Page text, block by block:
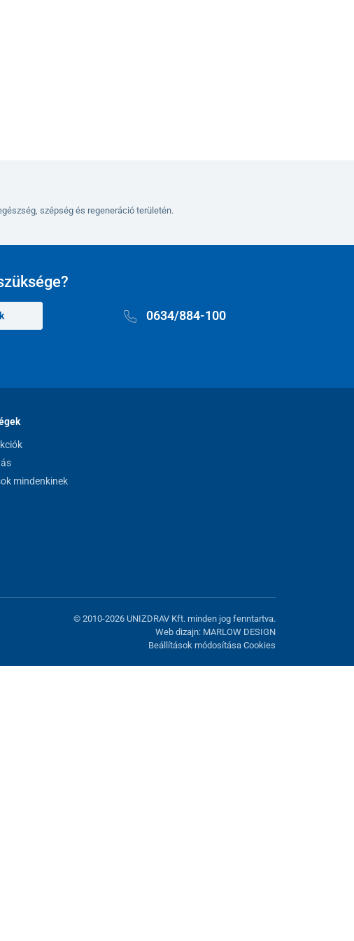
szépség és regeneráció területén.
0634/884-100
mindenkinek
© 2010-2026 UNIZDRAV Kft. minden jog fenntartva.
Web dizajn: MARLOW DESIGN
Beállítások módosítása Cookies